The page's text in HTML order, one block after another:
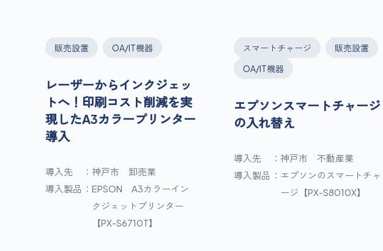
販売設置 OA/IT機器
レーザーからインクジェッ
トへ！印刷コスト削減を実
現したA3カラープリンター
導入
導入先
神戸市 卸売業
導入製品
EPSON A3カラーイン
クジェットプリンター
【PX-S6710T】
スマートチャージ
販売設置
OA/IT機器
エプソンスマートチャージ
の入れ替え
導入先
神戸市 不動産業
導入製品
エプソンのスマートチャ
ージ【PX-S8010X】